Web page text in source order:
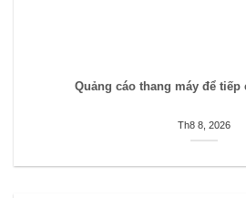
Quảng cáo thang máy để tiếp
Th8 8, 2026